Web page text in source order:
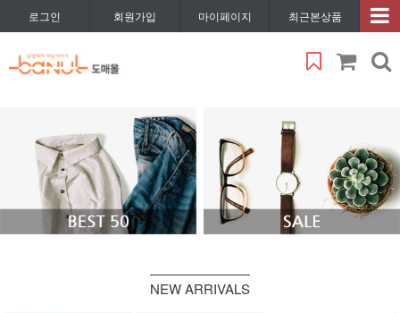
로그인 회원가입 마이페이지 최근본상품
NEW ARRIVALS